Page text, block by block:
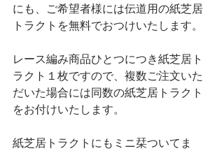
にも、ご希望者様には伝道用の紙芝居
トラクトを無料でおつけいたします。
レース編み商品ひとつにつき紙芝居ト
ラクト１枚ですので、複数ご注文いた
だいた場合には同数の紙芝居トラクト
をお付けいたします。
紙芝居トラクトにもミニ栞ついてま